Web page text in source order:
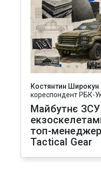
Костянтин Широкун
кореспондент РБК-
Майбутнє
топ-
Tactical Gear